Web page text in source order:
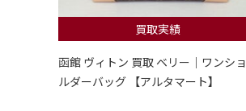
買取実績
函館 ヴィトン 買取 ベリー｜ワンショ
ルダーバッグ 【アルタマート】